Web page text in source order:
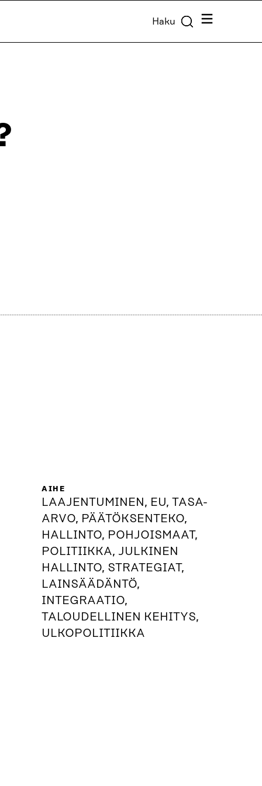
Haku Valikko
AIHE
LAAJENTUMINEN, EU, TASA-
ARVO, PÄÄTÖKSENTEKO,
HALLINTO, POHJOISMAAT,
POLITIIKKA, JULKINEN
HALLINTO, STRATEGIAT,
LAINSÄÄDÄNTÖ,
INTEGRAATIO,
TALOUDELLINEN KEHITYS,
ULKOPOLITIIKKA